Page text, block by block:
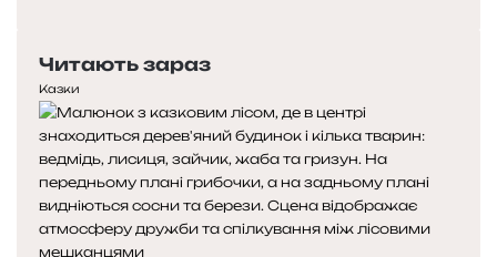
Читають зараз
Казки